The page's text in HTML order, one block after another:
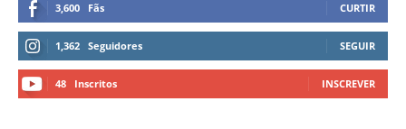
3,600 Fãs CURTIR
1,362 Seguidores SEGUIR
48 Inscritos INSCREVER